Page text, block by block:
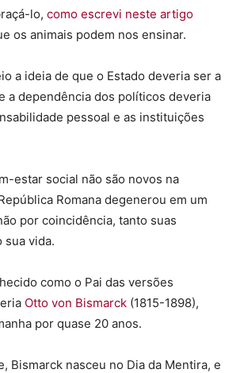
lo, como escrevi neste artigo
os animais podem nos ensinar.
a ideia de que o Estado deveria ser a
a dependência dos políticos deveria
pessoal e as instituições
estar social não são novos na
Romana degenerou em um
por coincidência, tanto suas
sua vida.
como o Pai das versões
Otto von Bismarck (1815-1898),
por quase 20 anos.
Bismarck nasceu no Dia da Mentira, e